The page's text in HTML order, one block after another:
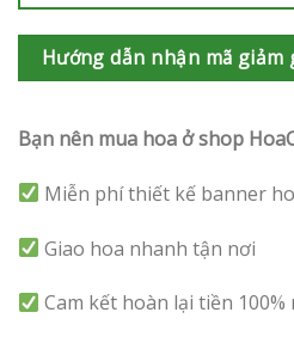
Hướng dẫn nhận mã giảm
Bạn nên mua hoa ở shop
Miễn phí thiết kế banner
Giao hoa nhanh tận nơi
Cam kết hoàn lại tiền